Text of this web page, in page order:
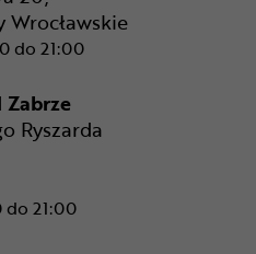
do 21:00
Wrocław - CH Aleja
Zabrze
Ryszarda
21:00
Zabrze - M1 Zabrze